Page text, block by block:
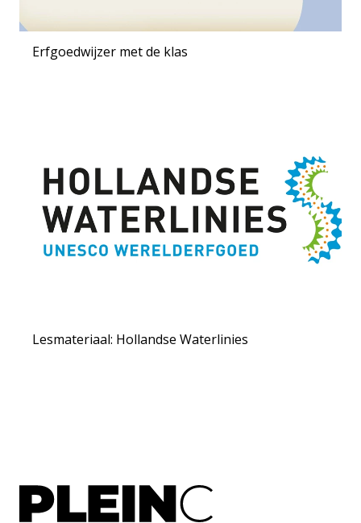
Erfgoedwijzer met de klas
Lesmateriaal: Hollandse Waterlinies